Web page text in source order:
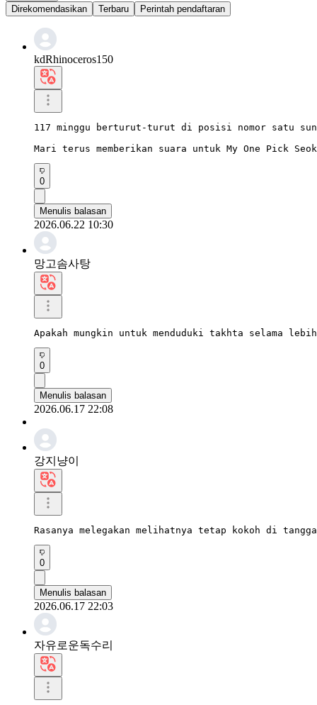
Direkomendasikan
Terbaru Perintah pendaftaran
kdRhinoceros150
117 minggu berturut-turut di posisi nomor satu
Mari terus memberikan suara untuk My One Pick
0
Menulis balasan
2026.06.22 10:30
망고솜사탕
Apakah mungkin untuk menduduki takhta selama
0
Menulis balasan
2026.06.17 22:08
강지냥이
Rasanya melegakan melihatnya tetap kokoh di
0
Menulis balasan
2026.06.17 22:03
자유로운독수리